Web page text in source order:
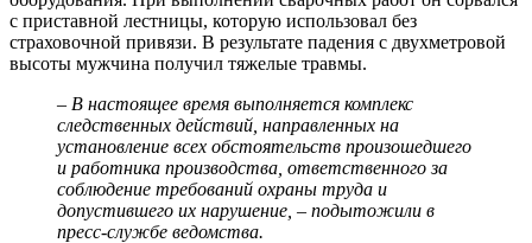
с приставной лестницы, которую использовал без
страховочной привязи. В результате падения с двухметровой
высоты мужчина получил тяжелые травмы.
– В настоящее время выполняется комплекс
следственных действий, направленных на
установление всех обстоятельств произошедшего
и работника производства, ответственного за
соблюдение требований охраны труда и
допустившего их нарушение, – подытожили в
пресс-службе ведомства.